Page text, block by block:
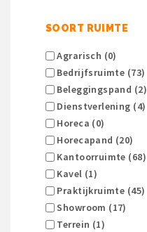
SOORT RUIMTE
Agrarisch (0)
Bedrijfsruimte (73)
Beleggingspand (2)
Dienstverlening (4)
Horeca (0)
Horecapand (20)
Kantoorruimte (68)
Kavel (1)
Praktijkruimte (45)
Showroom (17)
Terrein (1)